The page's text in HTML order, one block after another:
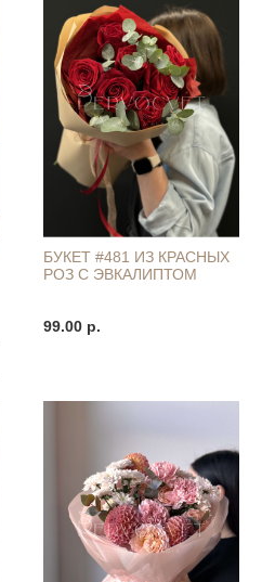
БУКЕТ #481 ИЗ КРАСНЫХ
РОЗ С ЭВКАЛИПТОМ
99.00 р.